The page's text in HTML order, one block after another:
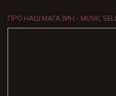
ПРО НАШ МАГАЗИН - MUSIC SELL